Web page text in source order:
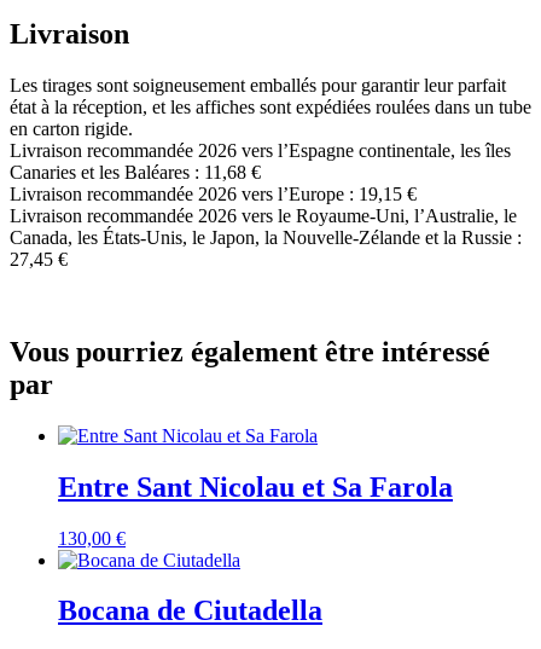
Livraison
Les tirages sont soigneusement emballés pour garantir leur parfait
état à la réception, et les affiches sont expédiées roulées dans un tube
en carton rigide.
Livraison recommandée 2026 vers l’Espagne continentale, les îles
Canaries et les Baléares : 11,68 €
Livraison recommandée 2026 vers l’Europe : 19,15 €
Livraison recommandée 2026 vers le Royaume-Uni, l’Australie, le
Canada, les États-Unis, le Japon, la Nouvelle-Zélande et la Russie :
27,45 €
Vous pourriez également être intéressé
par
Entre Sant Nicolau et Sa Farola
130,00 €
Bocana de Ciutadella